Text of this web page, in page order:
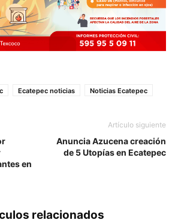
Ecatepec noticias Noticias Ecatepec
en
Artículo siguiente
Anuncia Azucena creación
de 5 Utopías en Ecatepec
relacionados